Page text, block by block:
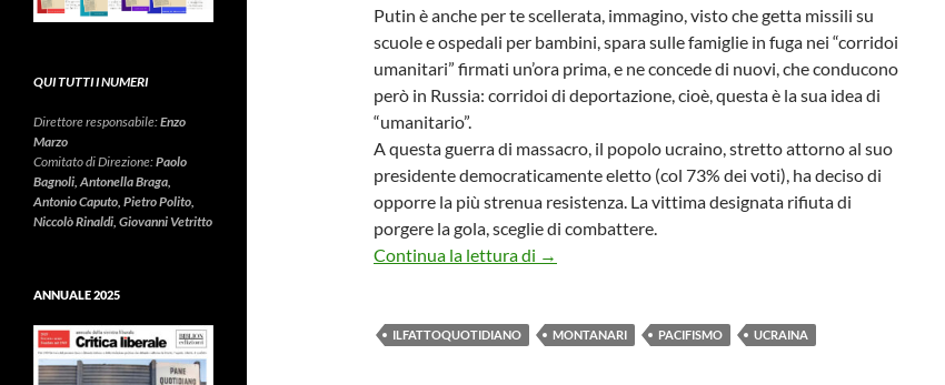
Putin è anche per te scellerata, immagino, visto che getta missili su
scuole e ospedali per bambini, spara sulle famiglie in fuga nei “corridoi
umanitari” firmati un’ora prima, e ne concede di nuovi, che conducono
però in Russia: corridoi di deportazione, cioè, questa è la sua idea di
“umanitario”.
A questa guerra di massacro, il popolo ucraino, stretto attorno al suo
presidente democraticamente eletto (col 73% dei voti), ha deciso di
opporre la più strenua resistenza. La vittima designata rifiuta di
porgere la gola, sceglie di combattere.
Continua la lettura di MASSACRI, RESISTENZA, LOGICA
→
ILFATTOQUOTIDIANO MONTANARI PACIFISMO UCRAINA
QUI TUTTI I NUMERI
Direttore responsabile:Enzo
Marzo
Comitato di Direzione:Paolo
Bagnoli, Antonella Braga,
Antonio Caputo, Pietro Polito,
Niccolò Rinaldi, Giovanni Vetritto
ANNUALE 2025